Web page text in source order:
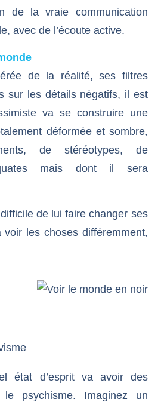
de la vraie communication
avec de l’écoute active.
de la réalité, ses filtres
sur les détails négatifs, il est
va se construire une
déformée et sombre,
de stéréotypes, de
mais dont il sera
de lui faire changer ses
voir les choses différemment,
état d’esprit va avoir des
le psychisme. Imaginez un